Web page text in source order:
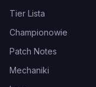
Tier Lista
Championowie
Patch Notes
Mechaniki